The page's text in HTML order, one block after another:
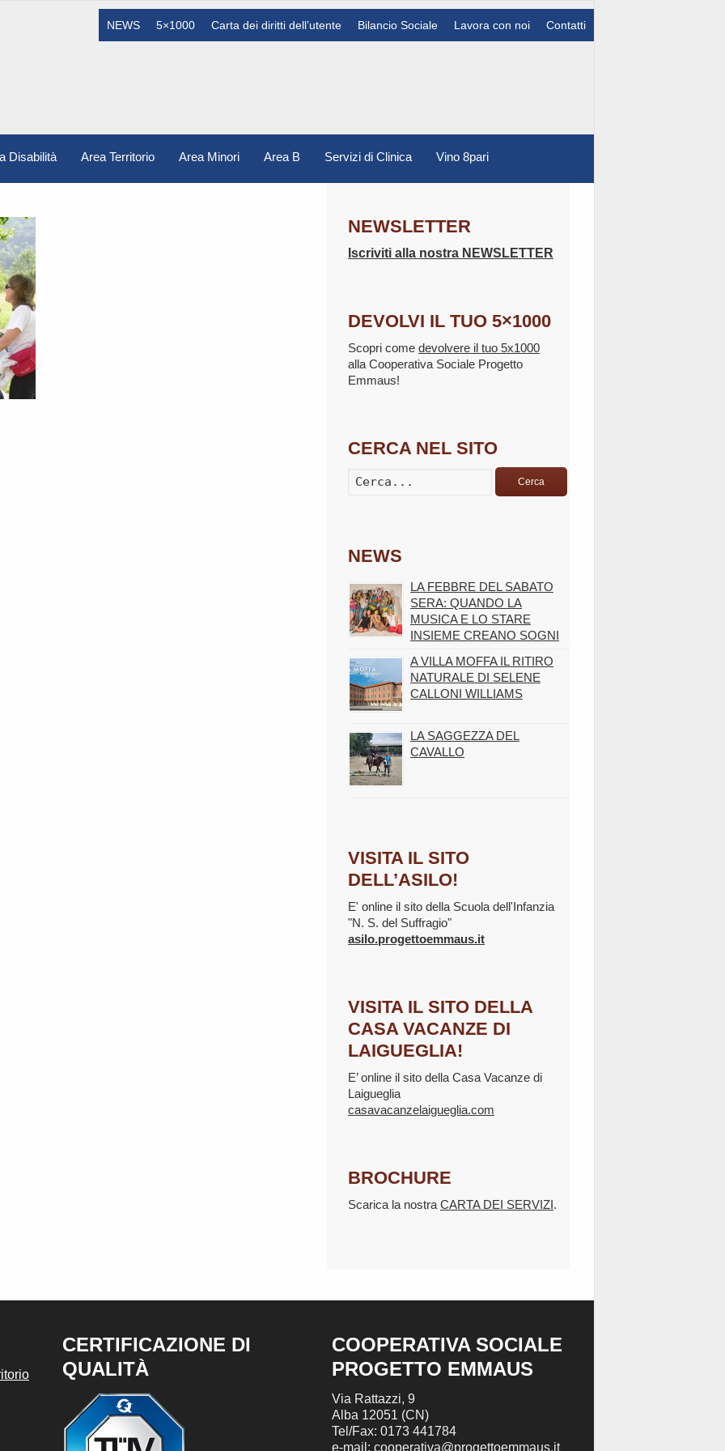
Contatti
Lavora con noi
Bilancio Sociale
Carta dei diritti dell’utente
5×1000
NEWS
Disabilità Area Territorio Area Minori Area B Servizi di Clinica Vino 8pari
NEWSLETTER
Iscriviti alla nostra NEWSLETTER
DEVOLVI IL TUO 5×1000
Scopri come devolvere il tuo 5x1000
alla Cooperativa Sociale Progetto
Emmaus!
CERCA NEL SITO
Cerca
NEWS
LA FEBBRE DEL SABATO
SERA: QUANDO LA
MUSICA E LO STARE
INSIEME CREANO SOGNI
A VILLA MOFFA IL RITIRO
NATURALE DI SELENE
CALLONI WILLIAMS
LA SAGGEZZA DEL
CAVALLO
VISITA IL SITO
DELL’ASILO!
E' online il sito della Scuola dell'Infanzia
"N. S. del Suffragio"
asilo.progettoemmaus.it
VISITA IL SITO DELLA
CASA VACANZE DI
LAIGUEGLIA!
E’ online il sito della Casa Vacanze di
Laigueglia
casavacanzelaigueglia.com
BROCHURE
Scarica la nostra CARTA DEI SERVIZI.
CERTIFICAZIONE DI
QUALITÀ
COOPERATIVA SOCIALE
PROGETTO EMMAUS
Via Rattazzi, 9
Alba 12051 (CN)
Tel/Fax: 0173 441784
e-mail: cooperativa@progettoemmaus.it